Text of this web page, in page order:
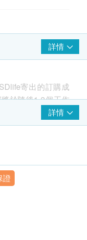
以及生活方式等
19種類型（16、
68a、68b、
）
口服等）或女性生
此體檢。
詳情
寄出的訂購成
於隨後1-2個工作
身體檢查的時間及
過WhatsApp聯絡
：+86
工作人員會核對客
號及健康網購
確認客戶身份。
透過WhatsApp聯
詳情
號盈峰中心206,302
- 17:30pm
證